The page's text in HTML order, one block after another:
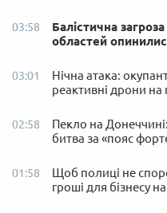
03:58
Балістична
областей
03:01
Нічна атака:
реактивні дрони на
02:58
Пекло на
битва за «пояс
01:58
Щоб полиці не
гроші для бізнесу